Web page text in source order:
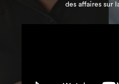
des affaires sur